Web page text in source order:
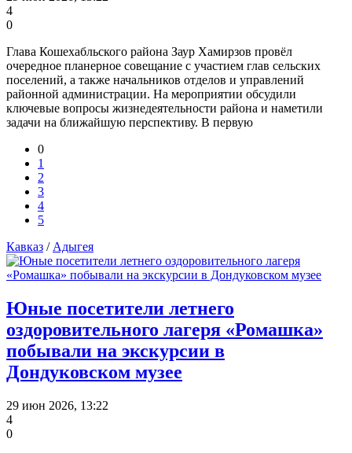
4
0
Глава Кошехабльского района Заур Хамирзов провёл
очередное планерное совещание с участием глав сельских
поселений, а также начальников отделов и управлений
районной администрации. На мероприятии обсудили
ключевые вопросы жизнедеятельности района и наметили
задачи на ближайшую перспективу. В первую
0
1
2
3
4
5
Кавказ /Адыгея
Юные посетители летнего
оздоровительного лагеря «Ромашка»
побывали на экскурсии в
Дондуковском музее
29 июн 2026, 13:22
4
0